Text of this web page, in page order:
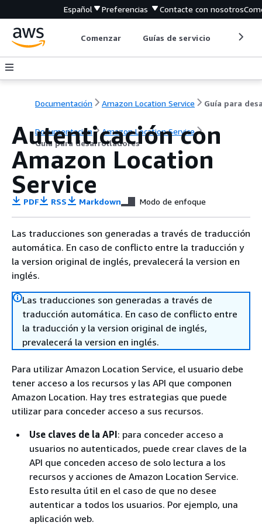
Español Preferencias Contacte con nosotros
Comenzar Guías de servicio
Documentación Amazon Location Service
Documentación
Amazon Location Service
Guía para desarrolladores
Autenticación con
Amazon Location
Service
PDF RSS Markdown Modo de enfoque
Las traducciones son generadas a través de traducción
automática. En caso de conflicto entre la traducción y
la version original de inglés, prevalecerá la version en
inglés.
Las traducciones son generadas a través de
traducción automática. En caso de conflicto entre
la traducción y la version original de inglés,
prevalecerá la version en inglés.
Para utilizar Amazon Location Service, el usuario debe
tener acceso a los recursos y las API que componen
Amazon Location. Hay tres estrategias que puede
utilizar para conceder acceso a sus recursos.
Use claves de la API: para conceder acceso a
usuarios no autenticados, puede crear claves de la
API que conceden acceso de solo lectura a los
recursos y acciones de Amazon Location Service.
Esto resulta útil en el caso de que no desee
autenticar a todos los usuarios. Por ejemplo, una
aplicación web.